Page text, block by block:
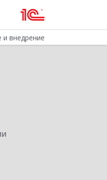
и внедрение